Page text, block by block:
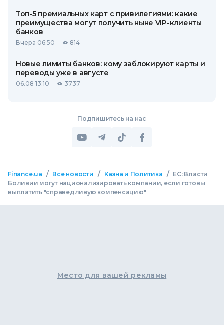
Топ-5 премиальных карт с привилегиями: какие
преимущества могут получить ныне VIP-клиенты
банков
Вчера 06:50 814
Новые лимиты банков: кому заблокируют карты и
переводы уже в августе
06.08 13:10 3737
Подпишитесь на нас
Finance.ua / Все новости / Казна и Политика / ЕС: Власти
Боливии могут национализировать компании, если готовы
выплатить "справедливую компенсацию"
Место для вашей рекламы